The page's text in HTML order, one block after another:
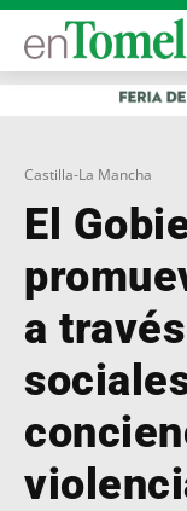
Castilla-La Mancha
El
a